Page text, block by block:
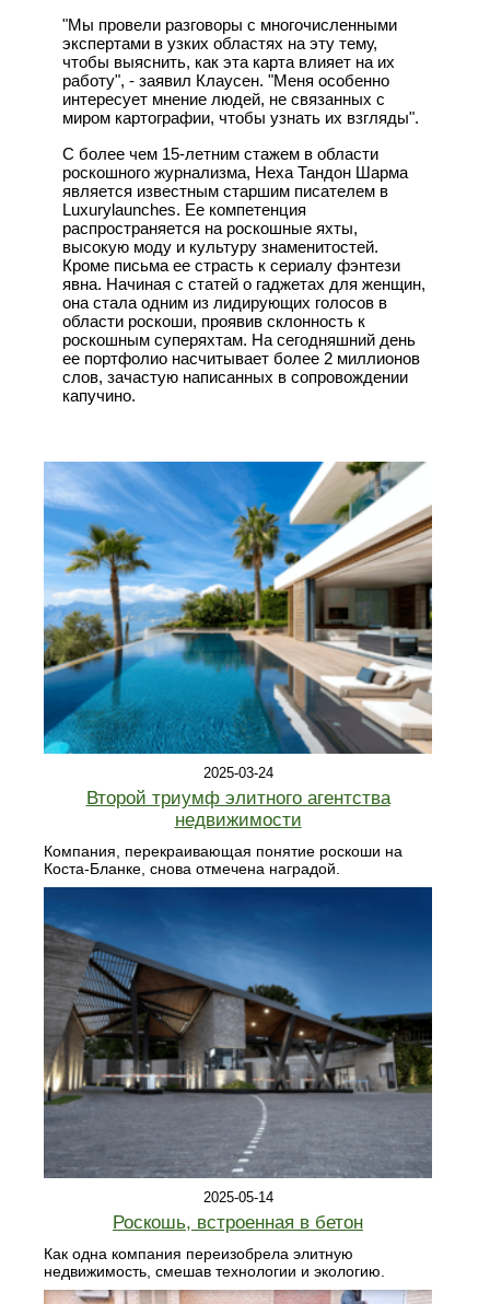
"Мы провели разговоры с многочисленными
экспертами в узких областях на эту тему,
чтобы выяснить, как эта карта влияет на их
работу", - заявил Клаусен. "Меня особенно
интересует мнение людей, не связанных с
миром картографии, чтобы узнать их взгляды".
С более чем 15-летним стажем в области
роскошного журнализма, Неха Тандон Шарма
является известным старшим писателем в
Luxurylaunches. Ее компетенция
распространяется на роскошные яхты,
высокую моду и культуру знаменитостей.
Кроме письма ее страсть к сериалу фэнтези
явна. Начиная с статей о гаджетах для женщин,
она стала одним из лидирующих голосов в
области роскоши, проявив склонность к
роскошным суперяхтам. На сегодняшний день
ее портфолио насчитывает более 2 миллионов
слов, зачастую написанных в сопровождении
капучино.
2025-03-24
Второй триумф элитного агентства
недвижимости
Компания, перекраивающая понятие роскоши на
Коста-Бланке, снова отмечена наградой.
2025-05-14
Роскошь, встроенная в бетон
Как одна компания переизобрела элитную
недвижимость, смешав технологии и экологию.